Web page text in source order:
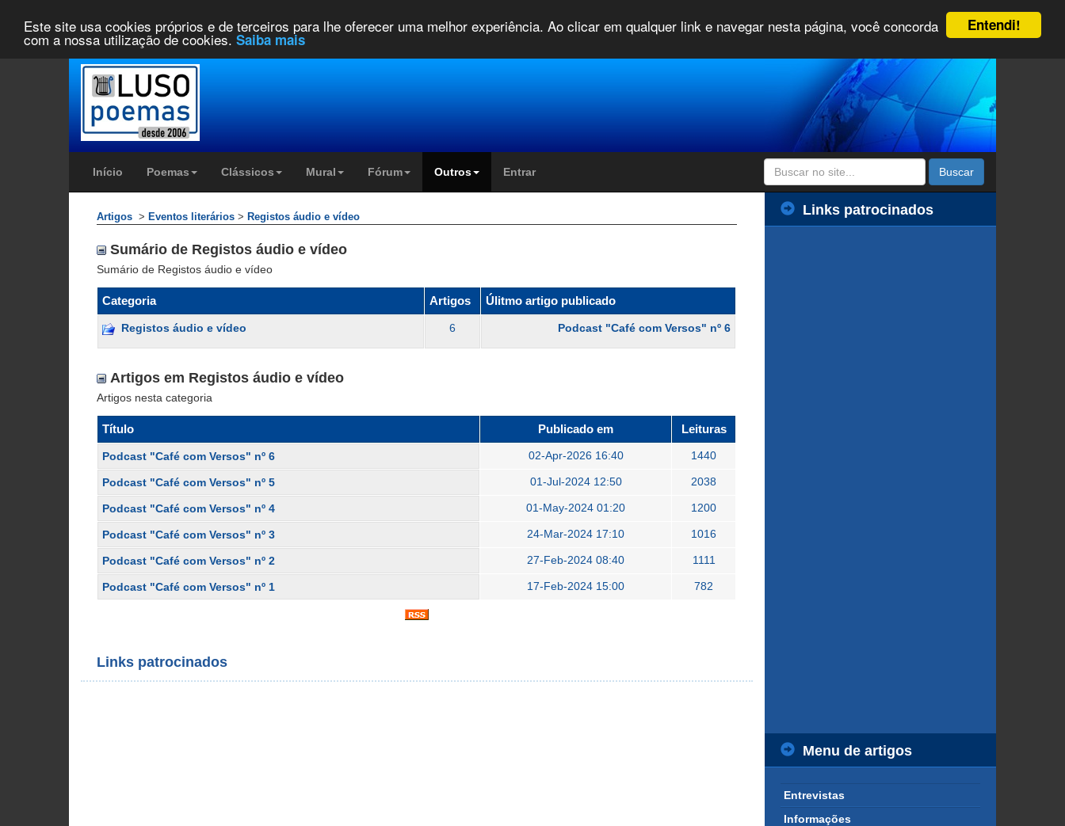
Entendi!
Este site usa cookies próprios e de terceiros para lhe oferecer uma melhor experiência. Ao clicar em qualquer link e navegar nesta página, você concorda
com a nossa utilização de cookies. Saiba mais
Início Poemas Clássicos Mural Fórum Outros Entrar Buscar
Artigos > Eventos literários> Registos áudio e vídeo
Sumário de Registos áudio e vídeo
Sumário de Registos áudio e vídeo
Categoria Artigos Úlitmo artigo publicado
Registos áudio e vídeo 6 Podcast "Café com Versos" nº 6
Artigos em Registos áudio e vídeo
Artigos nesta categoria
Título Publicado em Leituras
Podcast "Café com Versos" nº 6 02-Apr-2026 16:40 1440
Podcast "Café com Versos" nº 5 01-Jul-2024 12:50 2038
Podcast "Café com Versos" nº 4 01-May-2024 01:20 1200
Podcast "Café com Versos" nº 3 24-Mar-2024 17:10 1016
Podcast "Café com Versos" nº 2 27-Feb-2024 08:40 1111
Podcast "Café com Versos" nº 1 17-Feb-2024 15:00 782
Links patrocinados
Links patrocinados
Menu de artigos
Entrevistas
Informações